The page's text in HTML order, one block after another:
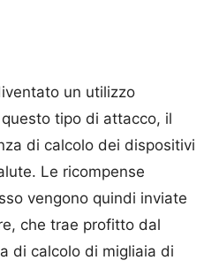
un utilizzo
tipo di attacco, il
di calcolo dei dispositivi
Le ricompense
vengono quindi inviate
che trae profitto dal
di calcolo di migliaia di